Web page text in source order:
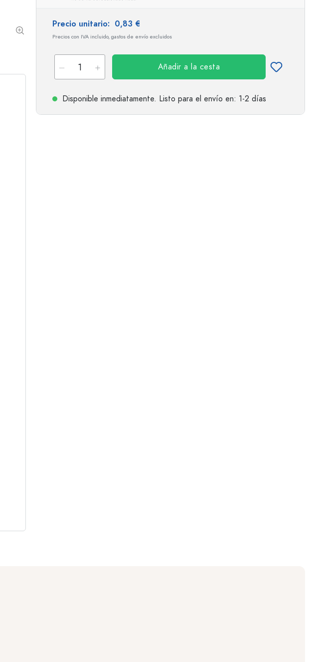
Precio unitario: 0,83 €
Precios con IVA incluido, gastos de envío excluidos
Añadir a la cesta
Disponible inmediatamente. Listo para el envío en: 1-2 días